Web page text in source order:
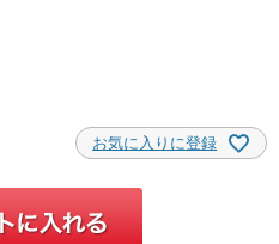
お気に入りに登録